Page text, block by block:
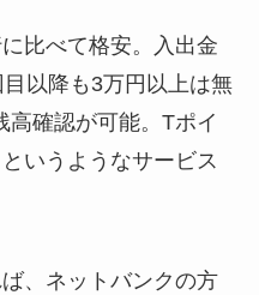
比べて格安。入出金
以降も3万円以上は無
高確認が可能。Tポイ
いうようなサービス
、ネットバンクの方